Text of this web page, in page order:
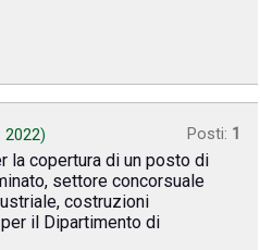
2022) Posti: 1
la copertura di un posto di
settore concorsuale
costruzioni
il Dipartimento di